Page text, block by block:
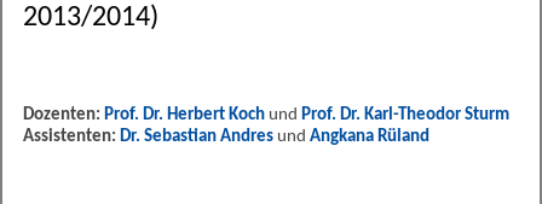
2013/2014)
Dozenten: Prof. Dr. Herbert Koch und Prof. Dr. Karl-Theodor Sturm
Assistenten: Dr. Sebastian Andres und Angkana Rüland